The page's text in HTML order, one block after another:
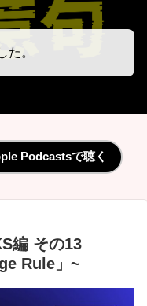
た。
Podcastsで聴く
編 その13
Rule」~